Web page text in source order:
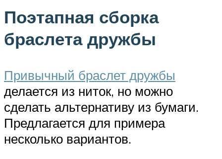
Поэтапная сборка
браслета дружбы
Привычный браслет дружбы
делается из ниток, но можно
сделать альтернативу из бумаги.
Предлагается для примера
несколько вариантов.